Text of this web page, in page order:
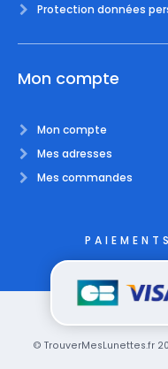
Protection données
Mon compte
Mon compte
Mes adresses
Mes commandes
© TrouverMesLunettes.fr